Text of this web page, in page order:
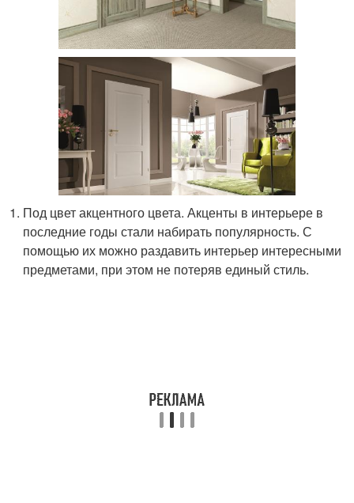
Под цвет акцентного цвета. Акценты в интерьере в
последние годы стали набирать популярность. С
помощью их можно раздавить интерьер интересными
предметами, при этом не потеряв единый стиль.